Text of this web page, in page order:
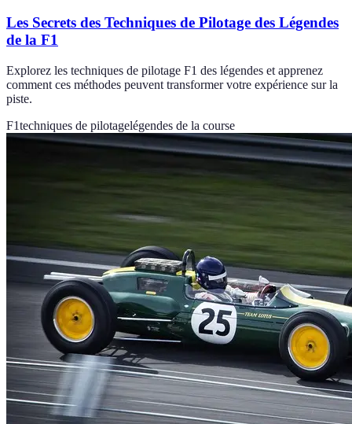
Les Secrets des Techniques de Pilotage des Légendes
de la F1
Explorez les techniques de pilotage F1 des légendes et apprenez
comment ces méthodes peuvent transformer votre expérience sur la
piste.
F1techniques de pilotagelégendes de la course